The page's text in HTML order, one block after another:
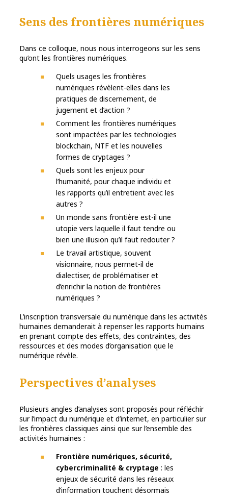
Sens des frontières numériques
Dans ce colloque, nous nous interrogeons sur les sens
qu’ont les frontières numériques.
Quels usages les frontières
numériques révèlent-elles dans les
pratiques de discernement, de
jugement et d’action ?
Comment les frontières numériques
sont impactées par les technologies
blockchain, NTF et les nouvelles
formes de cryptages ?
Quels sont les enjeux pour
l’humanité, pour chaque individu et
les rapports qu’il entretient avec les
autres ?
Un monde sans frontière est-il une
utopie vers laquelle il faut tendre ou
bien une illusion qu’il faut redouter ?
Le travail artistique, souvent
visionnaire, nous permet-il de
dialectiser, de problématiser et
d’enrichir la notion de frontières
numériques ?
L’inscription transversale du numérique dans les activités
humaines demanderait à repenser les rapports humains
en prenant compte des effets, des contraintes, des
ressources et des modes d’organisation que le
numérique révèle.
Perspectives d’analyses
Plusieurs angles d’analyses sont proposés pour réfléchir
sur l’impact du numérique et d’internet, en particulier sur
les frontières classiques ainsi que sur l’ensemble des
activités humaines :
Frontière numériques, sécurité,
cybercriminalité & cryptage : les
enjeux de sécurité dans les réseaux
d’information touchent désormais